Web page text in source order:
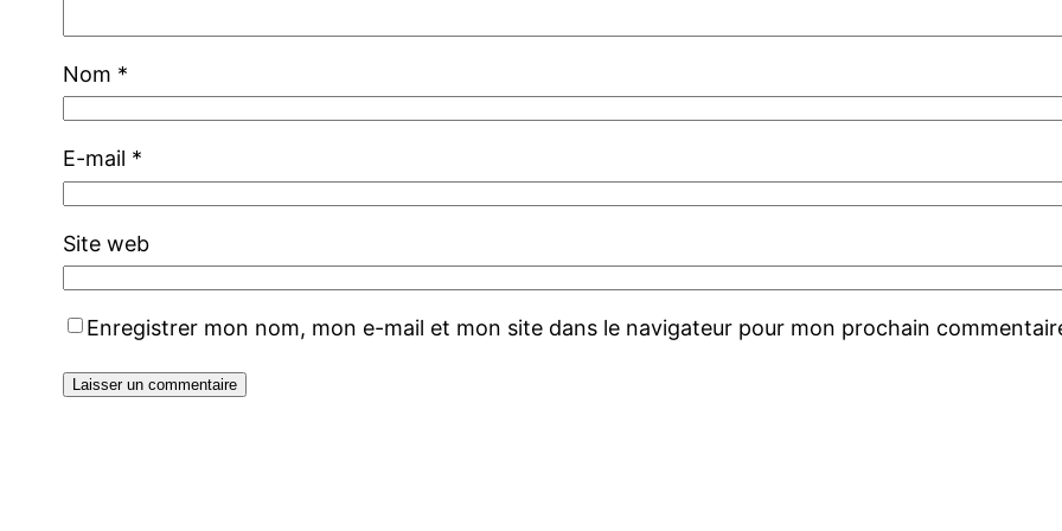
Nom *
E-mail *
Site web
Enregistrer mon nom, mon e-mail et mon site dans le navigateur pour mon prochain